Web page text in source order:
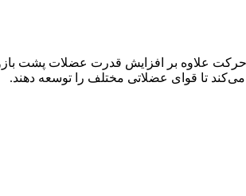
علاوه بر افزایش قدرت عضلات پشت
تا قوای عضلاتی مختلف را توسعه دهند.